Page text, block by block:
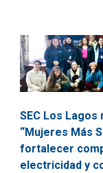
SEC Los
“Mujeres Más
fortalecer
electricidad y